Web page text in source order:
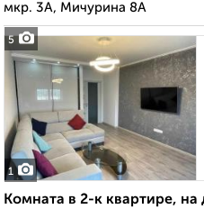
5
мкр. 3А, Мичурина 8А
1
Комната в 2-к квартире,